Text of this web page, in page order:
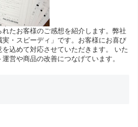
たお客様のご感想を紹介します。弊社
・スピーディ」です。お客様にお喜び
込めて対応させていただきます。 いた
営や商品の改善につなげています。